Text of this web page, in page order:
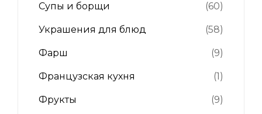
Супы и борщи (60)
Украшения для блюд (58)
Фарш (9)
Французская кухня (1)
Фрукты (9)